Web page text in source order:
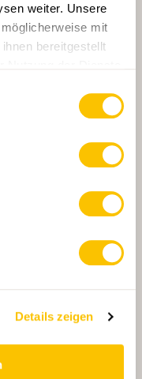
weiter. Unsere
mit
bereitgestellt
Details zeigen
PARTNER